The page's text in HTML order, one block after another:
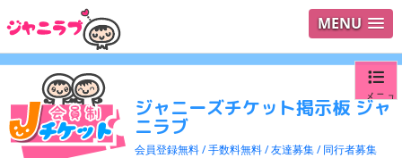
MENU
ジャニーズチケット掲示板 ジャ
ニラブ
会員登録無料 / 手数料無料 / 友達募集 / 同行者募集
メニュ
ログイ